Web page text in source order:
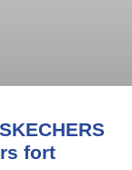
fort